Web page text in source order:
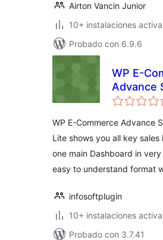
Airton Vancin Junior
10+ instalaciones
Probado con 6.9.6
WP E-
Advance
Report
WP E-Commerce Advance
Lite shows you all key sales
one main Dashboard in
easy to understand format
infosoftplugin
10+ instalaciones
Probado con 3.7.41